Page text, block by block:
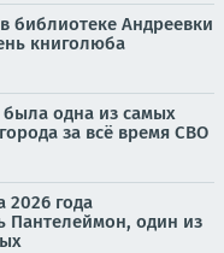
библиотеке Андреевки
книголюба
одна из самых
за всё время СВО
2026 года
Пантелеймон, один из